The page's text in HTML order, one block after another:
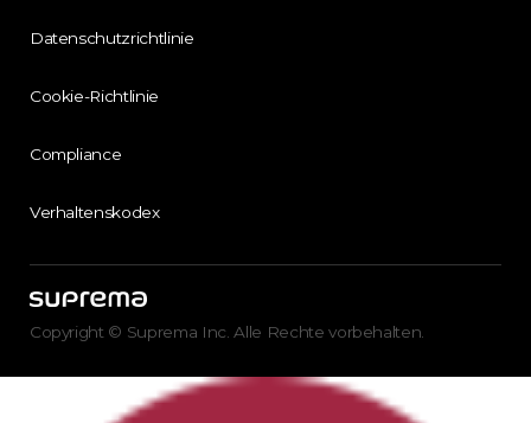
Datenschutzrichtlinie
Cookie-Richtlinie
Compliance
Verhaltenskodex
Copyright © Suprema Inc. Alle Rechte vorbehalten.